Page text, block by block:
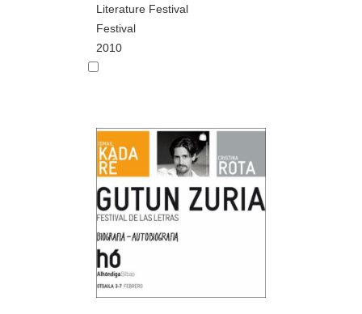
Literature Festival
Festival
2010